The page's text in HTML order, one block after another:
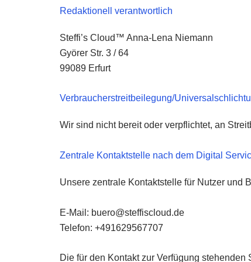
Redaktionell verantwortlich
Steffi’s Cloud™ Anna-Lena Niemann
Györer Str. 3 / 64
99089 Erfurt
Verbraucher­streit­beilegung/
Wir sind nicht bereit oder verpflichtet, an
Zentrale Kontaktstelle nach dem Digital
Unsere zentrale Kontaktstelle für Nutzer und
E-Mail: ed.duolcsiffets
@oreub
Telefon: +491629567707
Die für den Kontakt zur Verfügung